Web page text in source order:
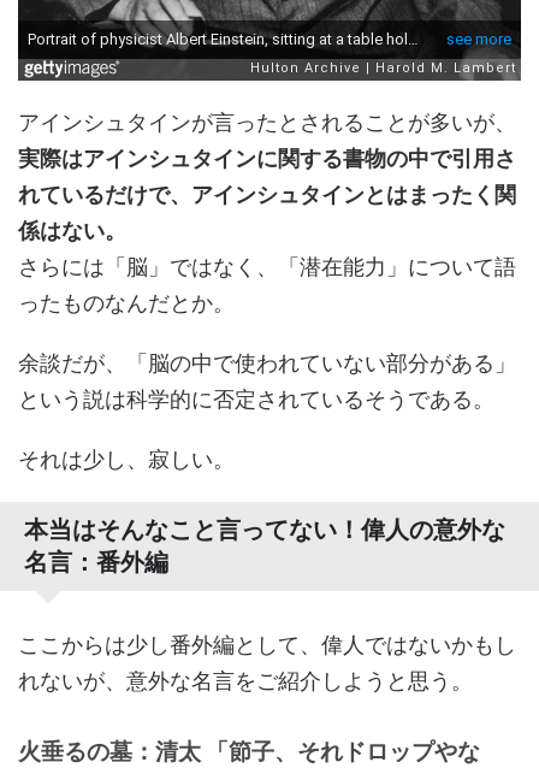
アインシュタインが言ったとされることが多いが、
実際はアインシュタインに関する書物の中で引用さ
れているだけで、アインシュタインとはまったく関
係はない。
さらには「脳」ではなく、「潜在能力」について語
ったものなんだとか。
余談だが、「脳の中で使われていない部分がある」
という説は科学的に否定されているそうである。
それは少し、寂しい。
本当はそんなこと言ってない！偉人の意外な
名言：番外編
ここからは少し番外編として、偉人ではないかもし
れないが、意外な名言をご紹介しようと思う。
火垂るの墓：清太 「節子、それドロップやな